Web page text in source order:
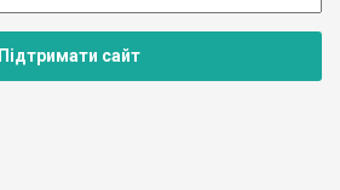
Підтримати сайт